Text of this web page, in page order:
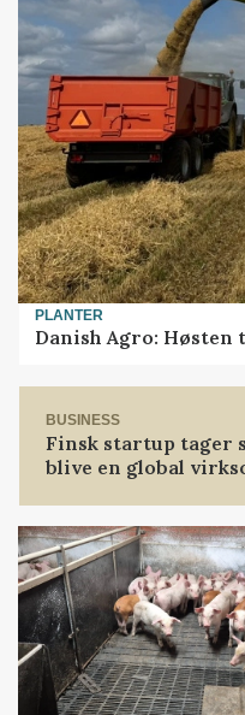
PLANTER
Danish Agro:
BUSINESS
Finsk startup tager
blive en global